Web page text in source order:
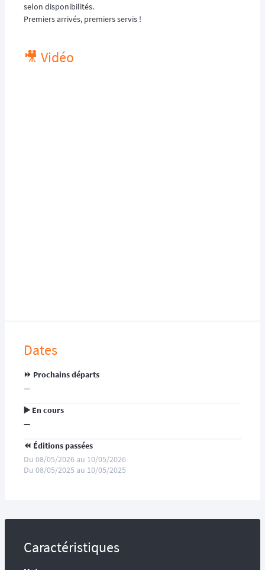
selon disponibilités.
Premiers arrivés, premiers servis !
🎥 Vidéo
Dates
⏩️ Prochains départs
—
▶️ En cours
—
⏪️ Éditions passées
Du 08/05/2026 au 10/05/2026
Du 08/05/2025 au 10/05/2025
Caractéristiques